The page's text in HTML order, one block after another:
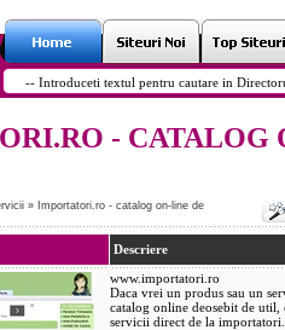
- CATALOG
» Importatori.ro - catalog on-line de
Descriere
www.importatori.ro
Daca vrei un produs sau un
catalog online deosebit de
servicii direct de la importatori.